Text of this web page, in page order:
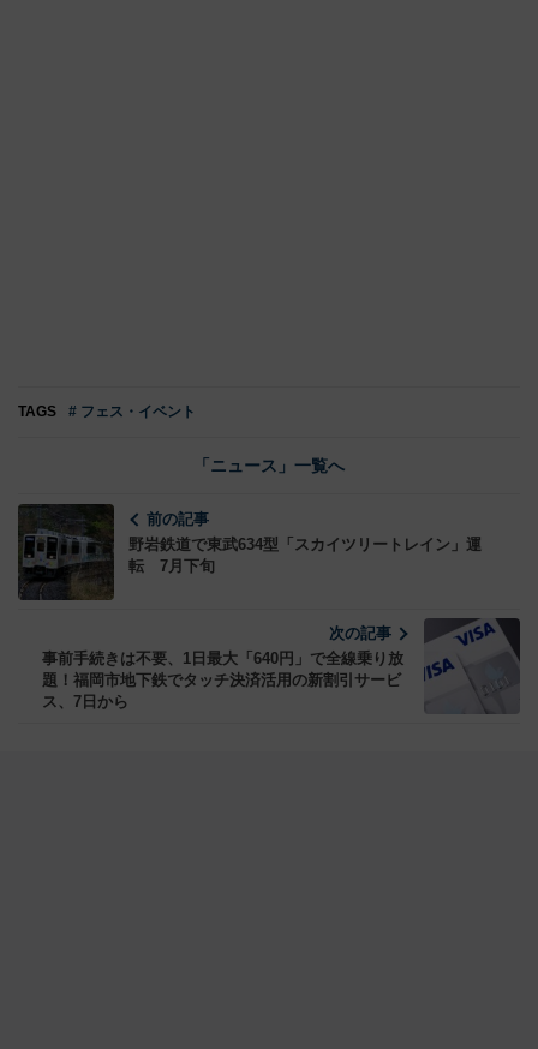
TAGS # フェス・イベント
「ニュース」一覧へ
前の記事
野岩鉄道で東武634型「スカイツリートレイン」運
転 7月下旬
次の記事
事前手続きは不要、1日最大「640円」で全線乗り放
題！福岡市地下鉄でタッチ決済活用の新割引サービ
ス、7日から